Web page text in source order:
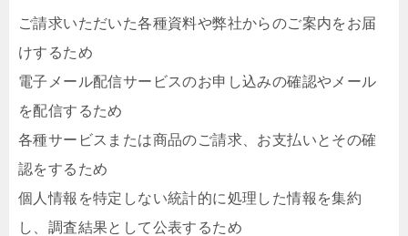
ご請求いただいた各種資料や弊社からのご案内をお届
けするため
電子メール配信サービスのお申し込みの確認やメール
を配信するため
各種サービスまたは商品のご請求、お支払いとその確
認をするため
個人情報を特定しない統計的に処理した情報を集約
し、調査結果として公表するため